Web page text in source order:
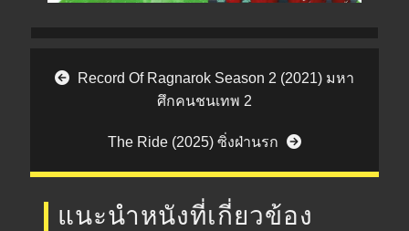
Post navigation
Record Of Ragnarok Season 2 (2021) มหา
ศึกคนชนเทพ 2
The Ride (2025) ซิ่งฝ่านรก
แนะนำหนังที่เกี่ยวข้อง